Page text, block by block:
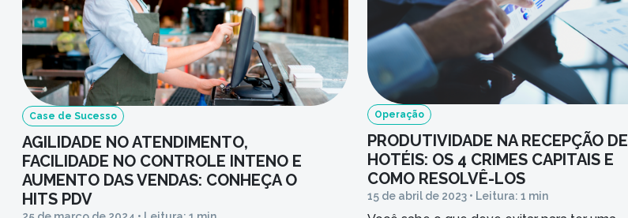
Case de Sucesso
AGILIDADE NO ATENDIMENTO,
FACILIDADE NO CONTROLE INTENO E
AUMENTO DAS VENDAS: CONHEÇA O
HITS PDV
Operação
PRODUTIVIDADE NA RECEPÇÃO DE
HOTÉIS: OS 4 CRIMES CAPITAIS E
COMO RESOLVÊ-LOS
15 de abril de 2023 • Leitura: 1 min